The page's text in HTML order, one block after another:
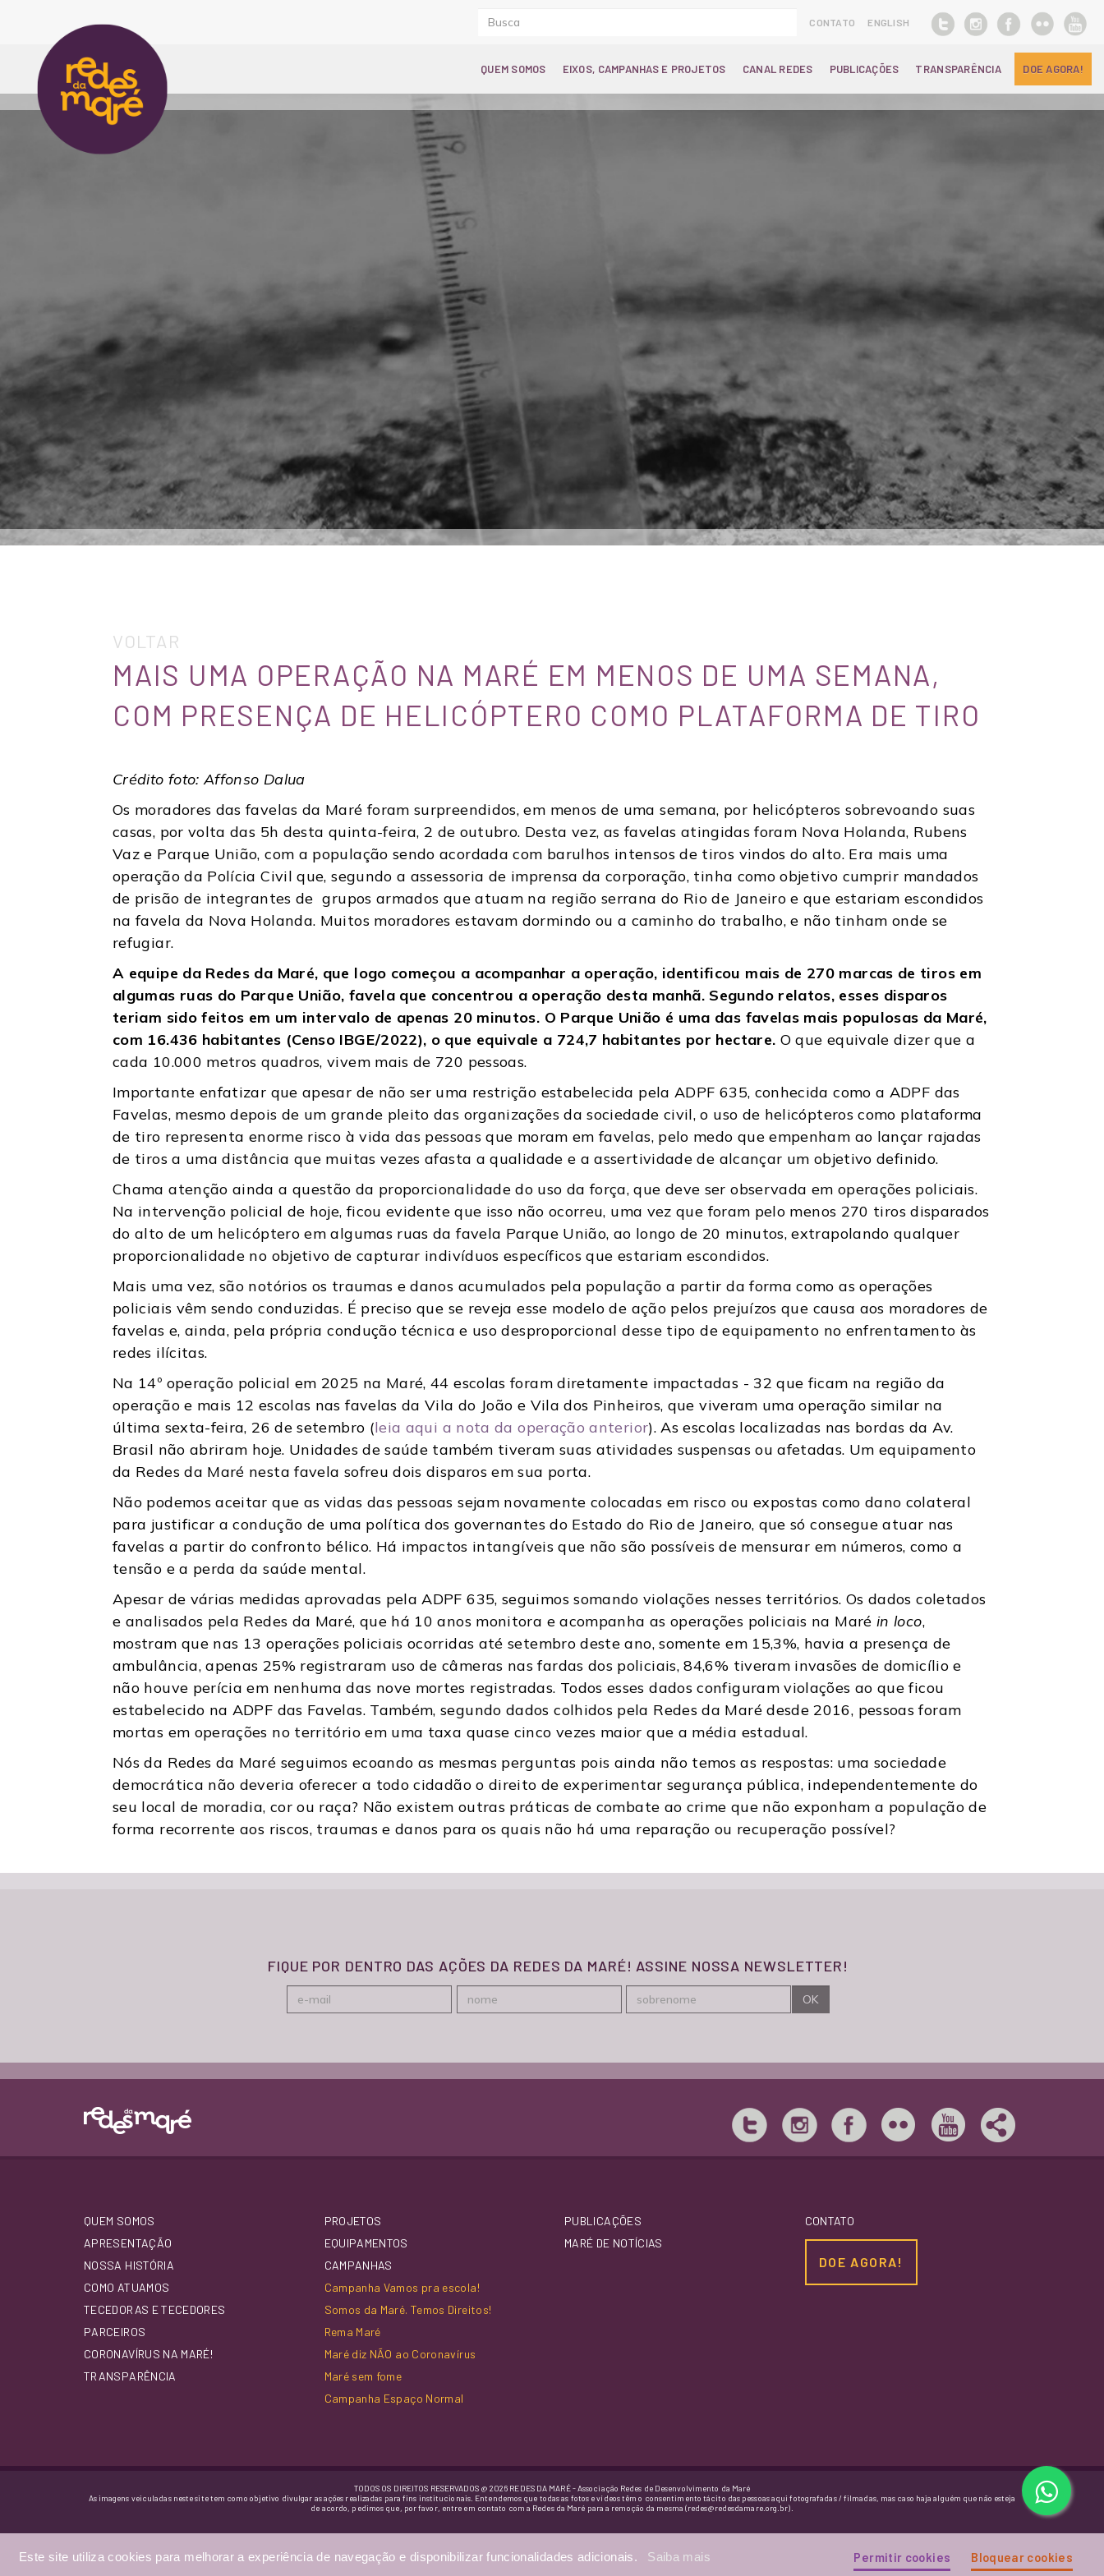
CONTATO ENGLISH
QUEM SOMOS EIXOS, CAMPANHAS E PROJETOS CANAL REDES PUBLICAÇÕES TRANSPARÊNCIA DOE AGORA!
VOLTAR
MAIS UMA OPERAÇÃO NA MARÉ EM MENOS DE UMA SEMANA,
COM PRESENÇA DE HELICÓPTERO COMO PLATAFORMA DE TIRO
Crédito foto: Affonso Dalua
Os moradores das favelas da Maré foram surpreendidos, em menos de uma semana, por helicópteros sobrevoando suas
casas, por volta das 5h desta quinta-feira, 2 de outubro. Desta vez, as favelas atingidas foram Nova Holanda, Rubens
Vaz e Parque União, com a população sendo acordada com barulhos intensos de tiros vindos do alto. Era mais uma
operação da Polícia Civil que, segundo a assessoria de imprensa da corporação, tinha como objetivo cumprir mandados
de prisão de integrantes de grupos armados que atuam na região serrana do Rio de Janeiro e que estariam escondidos
na favela da Nova Holanda. Muitos moradores estavam dormindo ou a caminho do trabalho, e não tinham onde se
refugiar.
A equipe da Redes da Maré, que logo começou a acompanhar a operação, identificou mais de 270 marcas de tiros em
algumas ruas do Parque União, favela que concentrou a operação desta manhã. Segundo relatos, esses disparos
teriam sido feitos em um intervalo de apenas 20 minutos. O Parque União é uma das favelas mais populosas da Maré,
com 16.436 habitantes (Censo IBGE/2022), o que equivale a 724,7 habitantes por hectare. O que equivale dizer que a
cada 10.000 metros quadros, vivem mais de 720 pessoas.
Importante enfatizar que apesar de não ser uma restrição estabelecida pela ADPF 635, conhecida como a ADPF das
Favelas, mesmo depois de um grande pleito das organizações da sociedade civil, o uso de helicópteros como plataforma
de tiro representa enorme risco à vida das pessoas que moram em favelas, pelo medo que empenham ao lançar rajadas
de tiros a uma distância que muitas vezes afasta a qualidade e a assertividade de alcançar um objetivo definido.
Chama atenção ainda a questão da proporcionalidade do uso da força, que deve ser observada em operações policiais.
Na intervenção policial de hoje, ficou evidente que isso não ocorreu, uma vez que foram pelo menos 270 tiros disparados
do alto de um helicóptero em algumas ruas da favela Parque União, ao longo de 20 minutos, extrapolando qualquer
proporcionalidade no objetivo de capturar indivíduos específicos que estariam escondidos.
Mais uma vez, são notórios os traumas e danos acumulados pela população a partir da forma como as operações
policiais vêm sendo conduzidas. É preciso que se reveja esse modelo de ação pelos prejuízos que causa aos moradores de
favelas e, ainda, pela própria condução técnica e uso desproporcional desse tipo de equipamento no enfrentamento às
redes ilícitas.
Na 14º operação policial em 2025 na Maré, 44 escolas foram diretamente impactadas - 32 que ficam na região da
operação e mais 12 escolas nas favelas da Vila do João e Vila dos Pinheiros, que viveram uma operação similar na
última sexta-feira, 26 de setembro (leia aqui a nota da operação anterior). As escolas localizadas nas bordas da Av.
Brasil não abriram hoje. Unidades de saúde também tiveram suas atividades suspensas ou afetadas. Um equipamento
da Redes da Maré nesta favela sofreu dois disparos em sua porta.
Não podemos aceitar que as vidas das pessoas sejam novamente colocadas em risco ou expostas como dano colateral
para justificar a condução de uma política dos governantes do Estado do Rio de Janeiro, que só consegue atuar nas
favelas a partir do confronto bélico. Há impactos intangíveis que não são possíveis de mensurar em números, como a
tensão e a perda da saúde mental.
Apesar de várias medidas aprovadas pela ADPF 635, seguimos somando violações nesses territórios. Os dados coletados
e analisados pela Redes da Maré, que há 10 anos monitora e acompanha as operações policiais na Maré in loco,
mostram que nas 13 operações policiais ocorridas até setembro deste ano, somente em 15,3%, havia a presença de
ambulância, apenas 25% registraram uso de câmeras nas fardas dos policiais, 84,6% tiveram invasões de domicílio e
não houve perícia em nenhuma das nove mortes registradas. Todos esses dados configuram violações ao que ficou
estabelecido na ADPF das Favelas. Também, segundo dados colhidos pela Redes da Maré desde 2016, pessoas foram
mortas em operações no território em uma taxa quase cinco vezes maior que a média estadual.
Nós da Redes da Maré seguimos ecoando as mesmas perguntas pois ainda não temos as respostas: uma sociedade
democrática não deveria oferecer a todo cidadão o direito de experimentar segurança pública, independentemente do
seu local de moradia, cor ou raça? Não existem outras práticas de combate ao crime que não exponham a população de
forma recorrente aos riscos, traumas e danos para os quais não há uma reparação ou recuperação possível?
FIQUE POR DENTRO DAS AÇÕES DA REDES DA MARÉ! ASSINE NOSSA NEWSLETTER!
QUEM SOMOS
APRESENTAÇÃO
NOSSA HISTÓRIA
COMO ATUAMOS
TECEDORAS E TECEDORES
PARCEIROS
CORONAVÍRUS NA MARÉ!
TRANSPARÊNCIA
PROJETOS
EQUIPAMENTOS
CAMPANHAS
Campanha Vamos pra escola!
Somos da Maré. Temos Direitos!
Rema Maré
Maré diz NÃO ao Coronavírus
Maré sem fome
Campanha Espaço Normal
PUBLICAÇÕES
MARÉ DE NOTÍCIAS
CONTATO
DOE AGORA!
TODOS OS DIREITOS RESERVADOS @ 2026 REDES DA MARÉ - Associação Redes de Desenvolvimento da Maré
As imagens veiculadas neste site tem como objetivo divulgar as ações realizadas para fins institucionais. Entendemos que todas as fotos e vídeos têm o consentimento tácito das pessoas aqui fotografadas / filmadas, mas caso haja alguém que não esteja
de acordo, pedimos que, por favor, entre em contato com a Redes da Maré para a remoção da mesma (redes@redesdamare.org.br).
Este site utiliza cookies para melhorar a experiência de navegação e disponibilizar funcionalidades adicionais. Saiba mais Bloquear cookies
Permitir cookies